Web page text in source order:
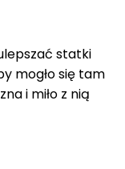
statki
mogło się tam
i miło z nią